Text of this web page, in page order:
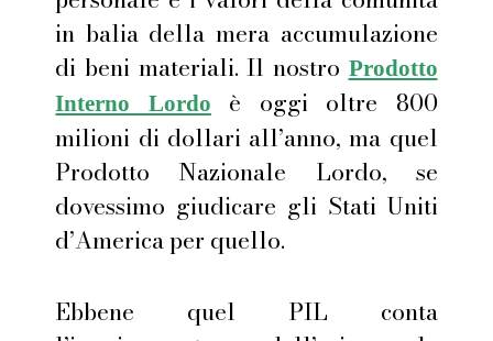
in balia della mera accumulazione
di beni materiali. Il nostro Prodotto
Interno Lordo
è oggi oltre 800
milioni di dollari all’anno, ma quel
Prodotto Nazionale Lordo, se
dovessimo giudicare gli Stati Uniti
d’America per quello.
Ebbene quel PIL conta